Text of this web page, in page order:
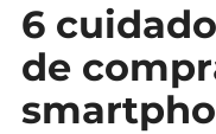
Carreira
Casa
6
de